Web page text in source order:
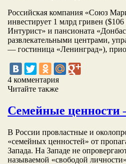
Российская компания «Союз
инвестирует 1 млрд гривен
Интурист» и пансионата
развлекательными центрами,
— гостиница «Ленинград»),
4 комментария
Читайте также
Семейные ценности
В России провластные и
«семейных ценностей» от
Запада. На Западе не
называемой «свободой